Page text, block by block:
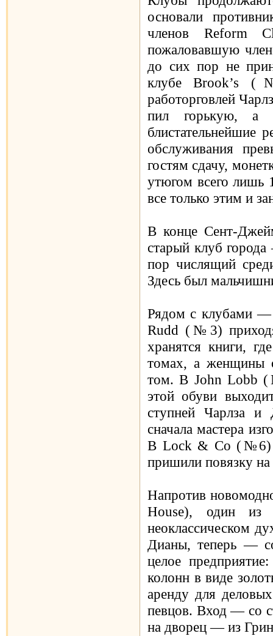
основали
членов Reform
пожаловавшую
до сих пор не
клубе Brook’s
работорговлей
пил горькую, а
обслуживания
гостям сдачу,
утюгом всего лишь
все только этим и
В конце Сент-
старый клуб
пор числящий
Здесь был
Рядом с клубами —
Rudd (№3)
хранятся книги,
томах, а женщины
том. В John Lobb
этой обуви
ступней Чарлза и
сначала мастера
В Lock & Co (№6)
пришили повязку на
Напротив
House), один из
неоклассическом
Дианы, теперь —
целое
колонн в виде
аренду для
певцов. Вход — со
на дворец — из